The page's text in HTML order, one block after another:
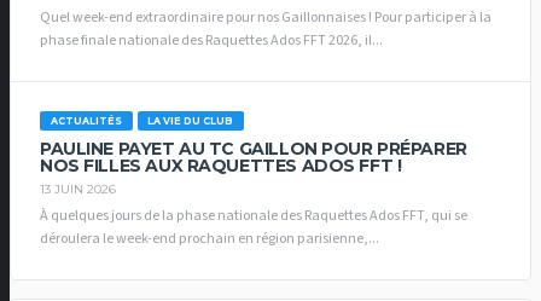
Quel week-end extraordinaire pour nos Gaillonnaises ! Pour participer à la
phase finale nationale des Raquettes Ados FFT 2026, il...
ACTUALITÉS LA VIE DU CLUB
PAULINE PAYET AU TC GAILLON POUR PRÉPARER
NOS FILLES AUX RAQUETTES ADOS FFT !
13 JUIN 2026
À quelques jours de la phase nationale des Raquettes Ados FFT, qui se
déroulera le week-end prochain en région parisienne,...